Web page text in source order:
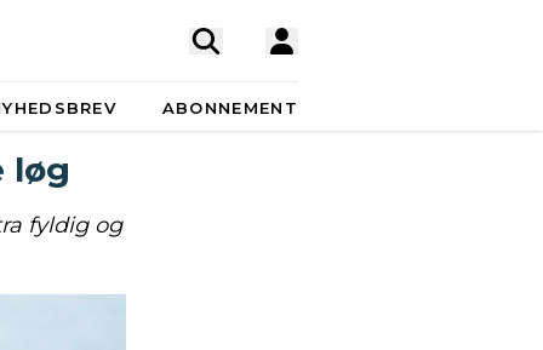
ABONNEMENT
løg
fyldig og